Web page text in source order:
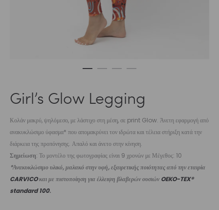
Girl’s Glow Legging
Κολάν μακρύ, ψηλόμεσο, με λάστιχο στη μέση, σε print Glow. Άνετη εφαρμογή από
ανακυκλώσιμο ύφασμα* που απομακρύνει τον ιδρώτα και τέλεια στήριξη κατά την
διάρκεια της προπόνησης. Απαλό και άνετο στην κίνηση.
Σημείωση: Το μοντέλο της φωτογραφίας είναι 9 χρονών με Μέγεθος: 10
*Ανακυκλώσιμο υλικό, μαλακό στην υφή, εξαιρετικής ποιότητας από την εταιρία
CARVICOκαι με πιστοποίηση για έλλειψη βλαβερών ουσιών OEKO-TEX®
standard 100.